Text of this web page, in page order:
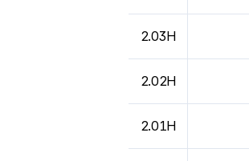
2.03H
2.02H
2.01H